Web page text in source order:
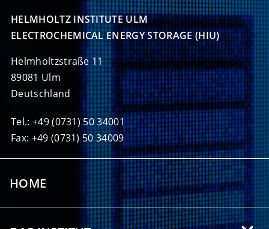
HELMHOLTZ INSTITUTE ULM
ELECTROCHEMICAL ENERGY STORAGE (HIU)
Helmholtzstraße 11
89081 Ulm
Deutschland
Tel.: +49 (0731) 50 34001
Fax: +49 (0731) 50 34009
HOME